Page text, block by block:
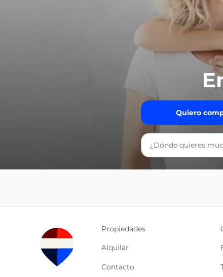
Quiero
Propiedades
Alquilar
Contacto